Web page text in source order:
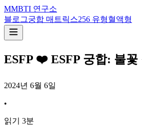
MMBTI 연구소
블로그궁합 매트릭스256 유형혈액형
ESFP ❤️ ESFP 궁합: 불꽃
2024년 6월 6일
•
읽기 3분